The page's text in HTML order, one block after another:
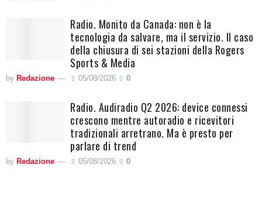
Radio. Monito da Canada: non è la
tecnologia da salvare, ma il servizio. Il caso
della chiusura di sei stazioni della Rogers
Sports & Media
by Redazione 05/08/2026 0
Radio. Audiradio Q2 2026: device connessi
crescono mentre autoradio e ricevitori
tradizionali arretrano. Ma è presto per
parlare di trend
by Redazione 05/08/2026 0